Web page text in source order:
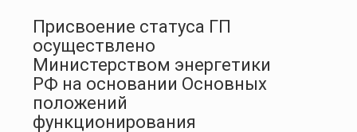
Присвоение статуса ГП
осуществлено
Министерством энергетики
РФ на основании Основных
положений
функционирования